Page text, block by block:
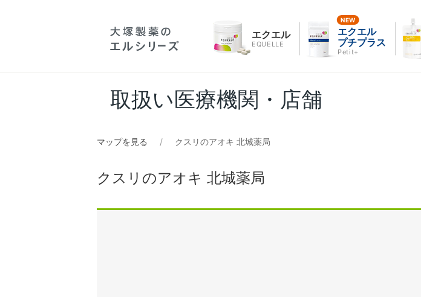
エクエル
EQUELLE
エクエル
プチプラス
Petit+
取扱い医療機関・店舗
マップを見る クスリのアオキ 北城薬局
クスリのアオキ 北城薬局